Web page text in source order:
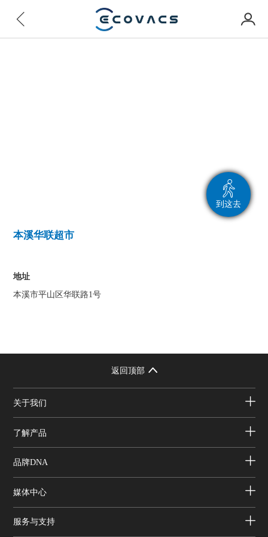
到这去
本溪华联超市
地址
本溪市平山区华联路1号
返回顶部
关于我们
了解产品
品牌DNA
媒体中心
服务与支持